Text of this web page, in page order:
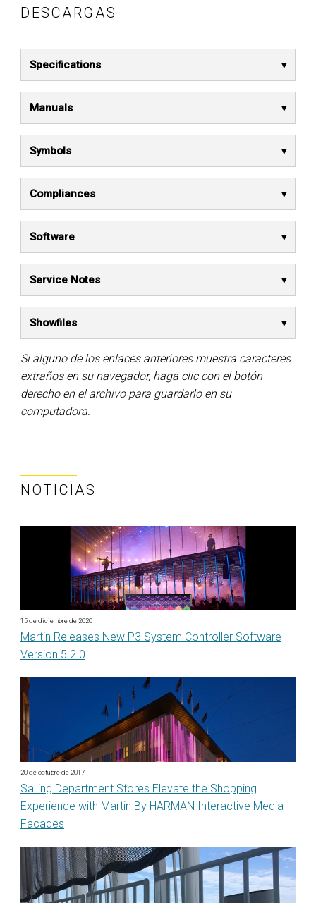
DESCARGAS
Specifications
Manuals
Symbols
Compliances
Software
Service Notes
Showfiles
Si alguno de los enlaces anteriores muestra caracteres
extraños en su navegador, haga clic con el botón
derecho en el archivo para guardarlo en su
computadora.
NOTICIAS
15 de diciembre de 2020
Martin Releases New P3 System Controller Software
Version 5.2.0
20 de octubre de 2017
Salling Department Stores Elevate the Shopping
Experience with Martin By HARMAN Interactive Media
Facades